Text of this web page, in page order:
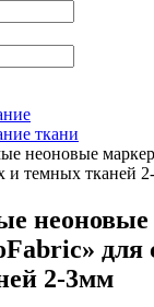
ткани
неоновые
и темных тканей
для
2-3мм